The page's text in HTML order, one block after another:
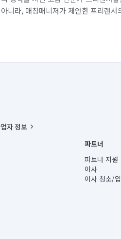
니라, 매칭매니저가 제안한 프리랜
자 정보
87-00271 | 인허가번호 : 2016-
2024-서울종로-1400(공정거래위원회 정보) |
COLUMBIA RHEE
시 종로구 율곡로 6(중학동, 트윈트리빌딩)
시 종로구 수송동 율곡로 24, 7층, 8층 미소
파트너
파트너 지원
이사
이사 청소/